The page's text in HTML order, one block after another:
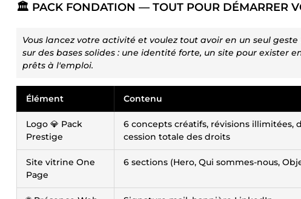
🏛️ PACK FONDATION — TOUT POUR DÉMARRER
Vous lancez votre activité et voulez tout avoir en un seul
sur des bases solides : une identité forte, un site pour exister
prêts à l'emploi.
Élément Contenu
Logo 💎 Pack
Prestige
6 concepts créatifs, révisions illimitées,
cession totale des droits
Site vitrine One
Page
6 sections (Hero, Qui sommes-nous,